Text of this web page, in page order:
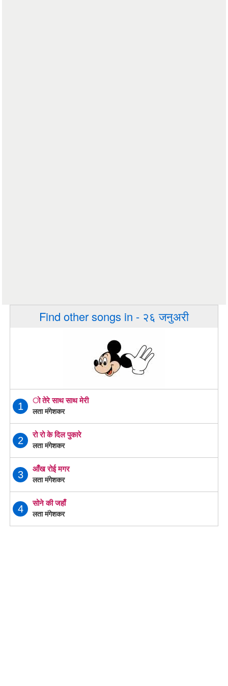
Find other songs in - २६ जनुअरी
1
ो तेरे साथ साथ मेरी
लता मंगेशकर
2
रो रो के दिल पुकारे
लता मंगेशकर
3
आँख रोई मगर
लता मंगेशकर
4
सोने की जहाँ
लता मंगेशकर